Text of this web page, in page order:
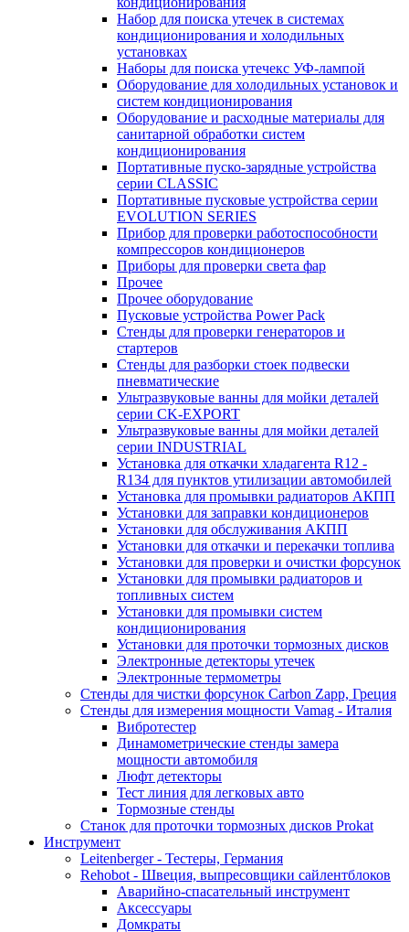
Набор для поиска утечек в системах
кондиционирования и холодильных
установках
Наборы для поиска утечекс УФ-лампой
Оборудование для холодильных установок и
систем кондиционирования
Оборудование и расходные материалы для
санитарной обработки систем
кондиционирования
Портативные пуско-зарядные устройства
серии CLASSIC
Портативные пусковые устройства серии
EVOLUTION SERIES
Прибор для проверки работоспособности
компрессоров кондиционеров
Приборы для проверки света фар
Прочее
Прочее оборудование
Пусковые устройства Power Pack
Стенды для проверки генераторов и
стартеров
Стенды для разборки стоек подвески
пневматические
Ультразвуковые ванны для мойки деталей
серии CK-EXPORT
Ультразвуковые ванны для мойки деталей
серии INDUSTRIAL
Установка для откачки хладагента R12 -
R134 для пунктов утилизации автомобилей
Установка для промывки радиаторов АКПП
Установки для заправки кондиционеров
Установки для обслуживания АКПП
Установки для откачки и перекачки топлива
Установки для проверки и очистки форсунок
Установки для промывки радиаторов и
топливных систем
Установки для промывки систем
кондиционирования
Установки для проточки тормозных дисков
Электронные детекторы утечек
Электронные термометры
Стенды для чистки форсунок Carbon Zapp, Греция
Стенды для измерения мощности Vamag - Италия
Вибротестер
Динамометрические стенды замера
мощности автомобиля
Люфт детекторы
Тест линия для легковых авто
Тормозные стенды
Станок для проточки тормозных дисков Prokat
Инструмент
Leitenberger - Тестеры, Германия
Rehobot - Швеция, выпресовщики сайлентблоков
Аварийно-спасательный инструмент
Аксессуары
Домкраты